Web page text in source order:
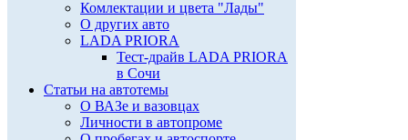
Комлектации и цвета "Лады"
О других авто
LADA PRIORA
Тест-драйв LADA PRIORA
в Сочи
Статьи на автотемы
О ВАЗе и вазовцах
Личности в автопроме